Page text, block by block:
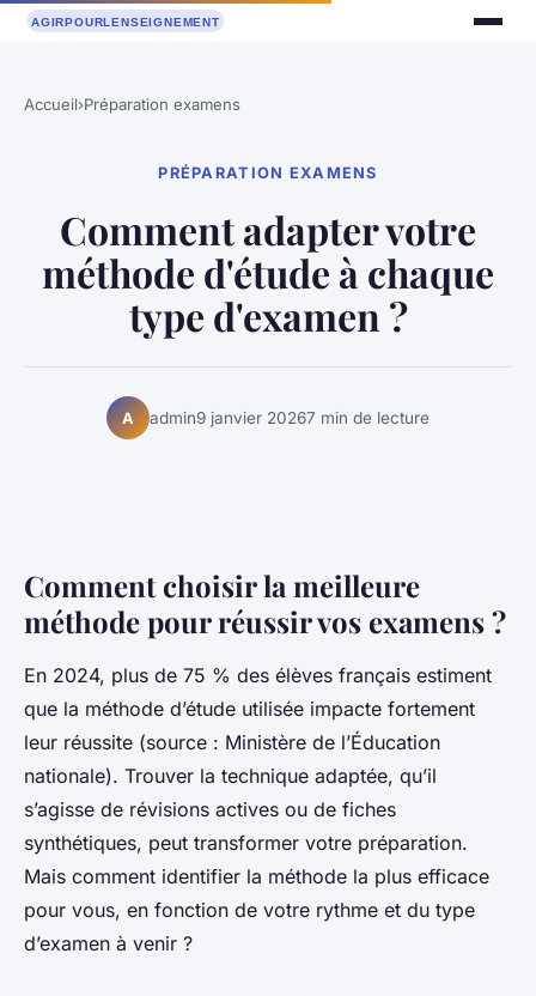
Accueil›Préparation examens
PRÉPARATION EXAMENS
Comment adapter votre
méthode d'étude à chaque
type d'examen ?
A admin9 janvier 20267 min de lecture
Comment choisir la meilleure
méthode pour réussir vos examens ?
En 2024, plus de 75 % des élèves français estiment
que la méthode d’étude utilisée impacte fortement
leur réussite (source : Ministère de l’Éducation
nationale). Trouver la technique adaptée, qu’il
s’agisse de révisions actives ou de fiches
synthétiques, peut transformer votre préparation.
Mais comment identifier la méthode la plus efficace
pour vous, en fonction de votre rythme et du type
d’examen à venir ?